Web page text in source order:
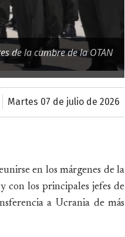
de la cumbre de la OTAN
martes 07 de julio de 2026
en los márgenes de la
con los principales jefes de
a Ucrania de más